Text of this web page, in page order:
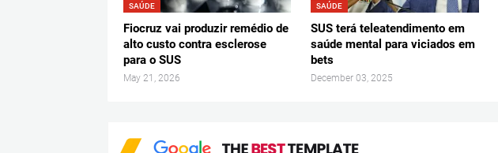
SAÚDE
Fiocruz vai produzir remédio de
alto custo contra esclerose
para o SUS
May 21, 2026
SAÚDE
SUS terá teleatendimento em
saúde mental para viciados em
bets
December 03, 2025